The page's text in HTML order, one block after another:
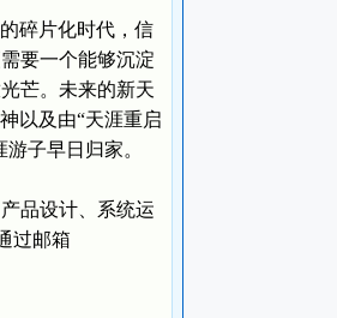
碎片化时代，信
要一个能够沉淀
芒。未来的新天
以及由“天涯重启
子早日归家。
品设计、系统运
过邮箱